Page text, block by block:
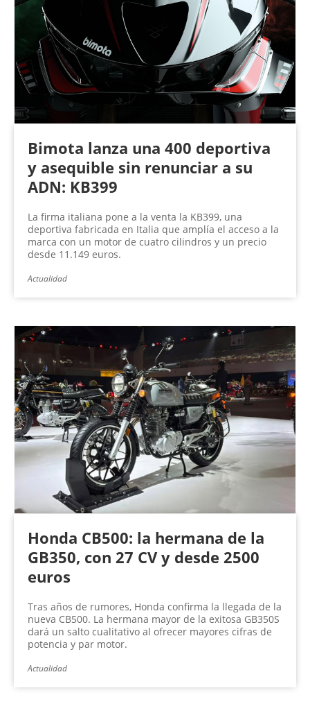
Bimota lanza una 400 deportiva
y asequible sin renunciar a su
ADN: KB399
La firma italiana pone a la venta la KB399, una
deportiva fabricada en Italia que amplía el acceso a la
marca con un motor de cuatro cilindros y un precio
desde 11.149 euros.
Actualidad
Honda CB500: la hermana de la
GB350, con 27 CV y desde 2500
euros
Tras años de rumores, Honda confirma la llegada de la
nueva CB500. La hermana mayor de la exitosa GB350S
dará un salto cualitativo al ofrecer mayores cifras de
potencia y par motor.
Actualidad